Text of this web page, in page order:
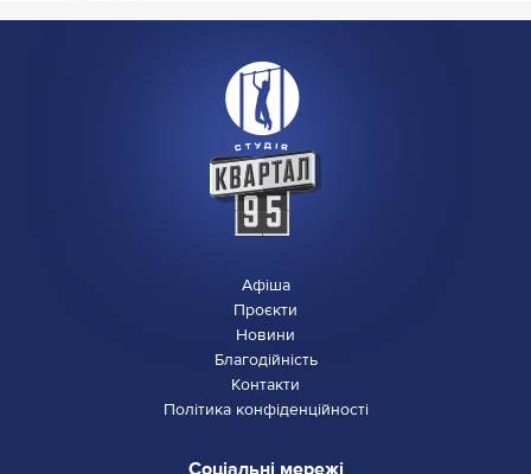
Афіша
Проєкти
Новини
Благодійність
Контакти
Політика конфіденційності
Соціальні мережі